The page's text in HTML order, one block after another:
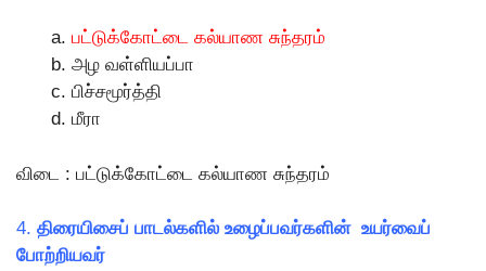
பட்டுக்கோட்டை கல்யாண சுந்தரம்
அழ வள்ளியப்பா
பிச்சமூர்த்தி
மீரா
விடை : பட்டுக்கோட்டை கல்யாண சுந்தரம்
4. திரையிசைப் பாடல்களில் உழைப்பவர்களின் உயர்வைப்
போற்றியவர்